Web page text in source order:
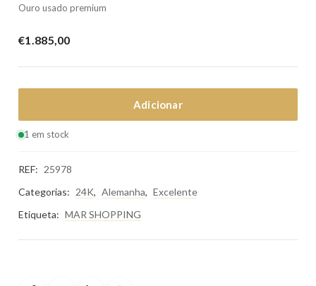
Ouro usado premium
€1.885,00
1 em stock
Adicionar
REF: 25978
Categorias: 24K, Alemanha, Excelente
Etiqueta: MAR SHOPPING